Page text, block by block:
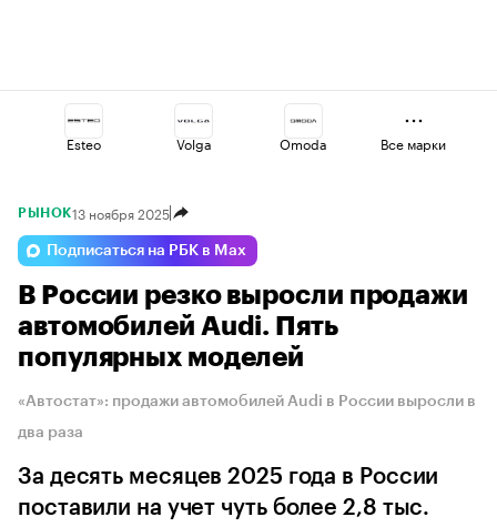
Esteo Volga Omoda
Geely Voyah
Changan Jaecoo Lada
Все марки
РЫНОК13 ноября 2025
Подписаться на РБК в Max
В России резко выросли продажи
автомобилей Audi. Пять
популярных моделей
«Автостат»: продажи автомобилей Audi в России выросли в
два раза
За десять месяцев 2025 года в России
поставили на учет чуть более 2,8 тыс.